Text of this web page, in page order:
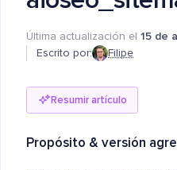
Última actualización el 15 de
Escrito por:
Filipe
Resumir artículo
Propósito & versión